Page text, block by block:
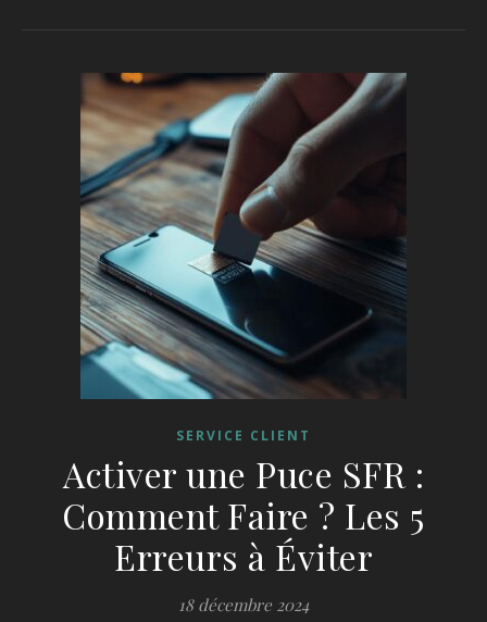
SERVICE CLIENT
Activer une Puce SFR :
Comment Faire ? Les 5
Erreurs à Éviter
18 décembre 2024